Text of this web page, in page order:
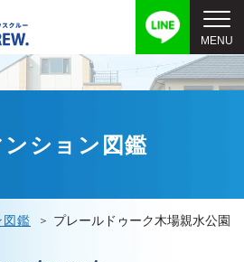
ション図鑑
図鑑 プレールドゥーク木場親水公園